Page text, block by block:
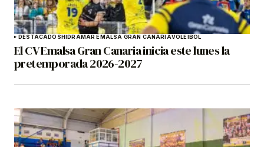
DESTACADOSHIDRAMAR EMALSA GRAN CANARIAVOLEIBOL
El CV Emalsa Gran Canaria inicia este lunes la
pretemporada 2026-2027